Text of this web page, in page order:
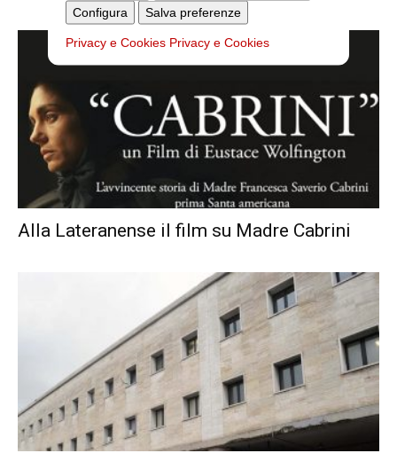
Configura
Salva preferenze
Privacy e Cookies Privacy e Cookies
Alla Lateranense il film su Madre Cabrini